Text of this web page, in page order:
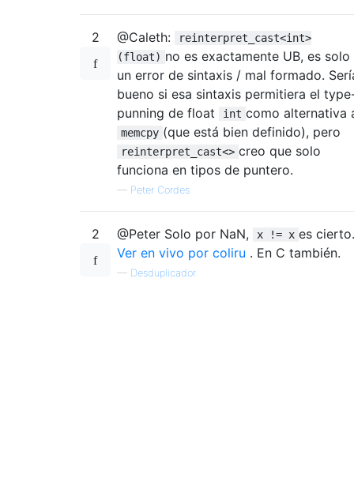
2 @Caleth:
reinterpret_cast<int>
(float) no es exactamente UB, es solo
un error de sintaxis / mal formado.
bueno si esa sintaxis permitiera el
punning de float
int como alternativa
memcpy (que está bien definido), pero
reinterpret_cast<> creo que solo
funciona en tipos de puntero.
— Peter Cordes
2 @Peter Solo por NaN, x != x es cierto.
Ver en vivo por coliru . En C también.
— Desduplicador